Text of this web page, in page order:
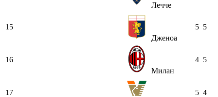
Лечче
15
Дженоа
5 5
16
Милан
4 5
17
5 4